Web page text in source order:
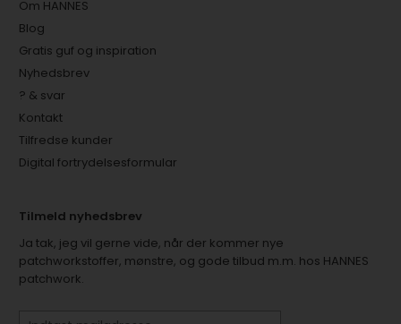
Om HANNES
Blog
Gratis guf og inspiration
Nyhedsbrev
? & svar
Kontakt
Tilfredse kunder
Digital fortrydelsesformular
Tilmeld nyhedsbrev
Ja tak, jeg vil gerne vide, når der kommer nye
patchworkstoffer, mønstre, og gode tilbud m.m. hos HANNES
patchwork.